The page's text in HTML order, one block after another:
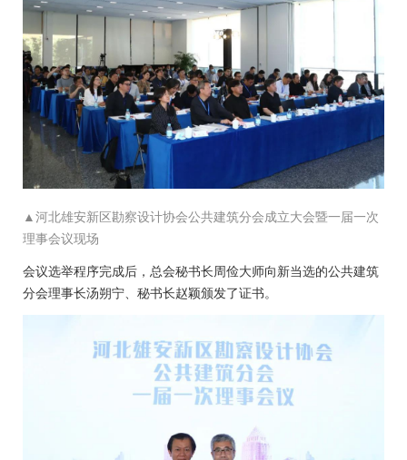
▲河北雄安新区勘察设计协会公共建筑分会成立大会暨一届一次
理事会议现场
会议选举程序完成后，总会秘书长周俭大师向新当选的公共建筑
分会理事长汤朔宁、秘书长赵颖颁发了证书。